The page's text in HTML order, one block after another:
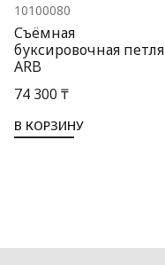
10100080
Съёмная
буксировочная петля
ARB
74 300 ₸
В КОРЗИНУ